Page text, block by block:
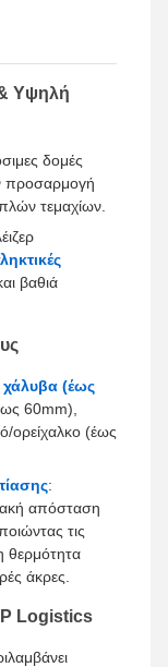
Υψηλή
δομές
προσαρμογή
τεμαχίων.
βαθιά
(έως
60mm),
ορείχαλκο (έως
:
απόσταση
τις
θερμότητα
άκρες.
Logistics